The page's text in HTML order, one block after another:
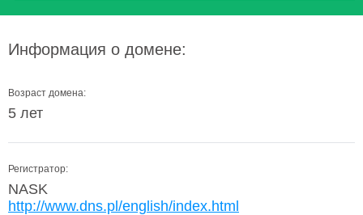
Информация о домене:
Возраст домена:
5 лет
Регистратор:
NASK
http://www.dns.pl/english/index.html